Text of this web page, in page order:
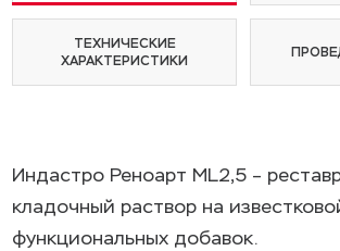
ТЕХНИЧЕСКИЕ
ХАРАКТЕРИСТИКИ
Индастро Реноарт ML2,5 –
кладочный раствор на
функциональных добавок.